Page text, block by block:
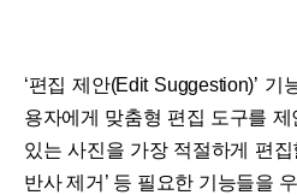
‘편집 제안(Edit Suggestion)’
용자에게 맞춤형 편집 도구를 제
있는 사진을 가장 적절하게 편
반사 제거’ 등 필요한 기능들을